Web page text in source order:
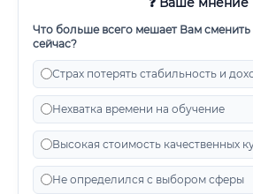
Что больше всего мешает Вам
сейчас?
Страх потерять стабильность и
Нехватка времени на обучение
Высокая стоимость качественных
Не определился с выбором сферы